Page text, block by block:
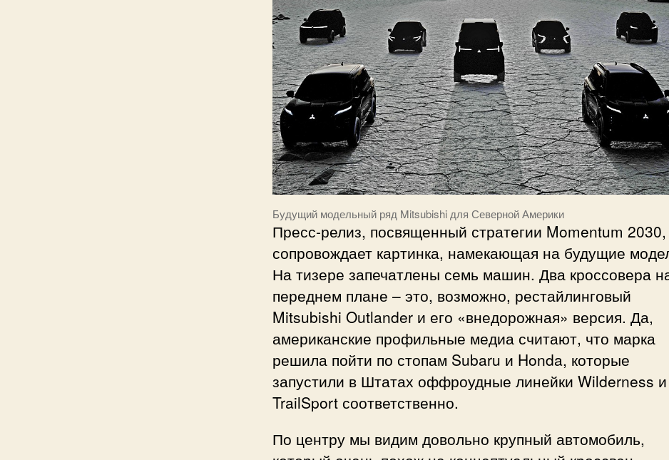
Будущий модельный ряд Mitsubishi для Северной Америки
Пресс-релиз, посвященный стратегии Momentum 2030,
сопровождает картинка, намекающая на будущие
На тизере запечатлены семь машин. Два кроссовера
переднем плане – это, возможно, рестайлинговый
Mitsubishi Outlander и его «внедорожная» версия. Да,
американские профильные медиа считают, что марка
решила пойти по стопам Subaru и Honda, которые
запустили в Штатах оффроудные линейки Wilderness и
TrailSport соответственно.
По центру мы видим довольно крупный автомобиль,